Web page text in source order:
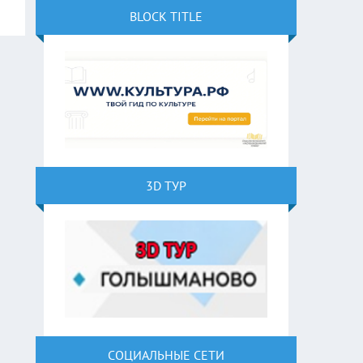
BLOCK TITLE
3D ТУР
СОЦИАЛЬНЫЕ СЕТИ